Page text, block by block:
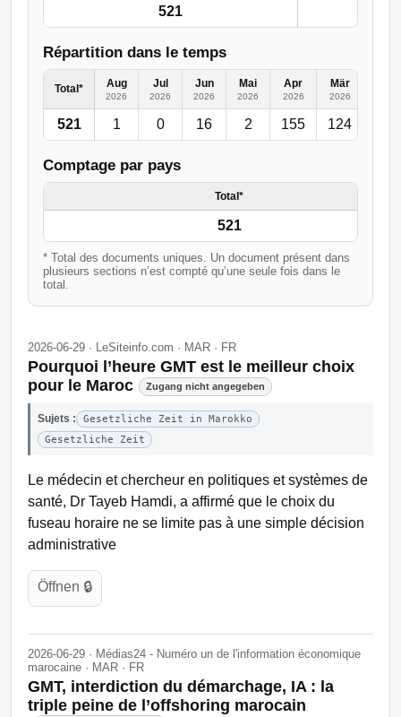
521
Répartition dans le temps
Total* Aug
2026
Jul
2026
Jun
2026
Mai
2026
Apr
2026
Mär
2026
521 1 0 16 2 155 124
Comptage par pays
Total*
521
* Total des documents uniques. Un document présent dans
plusieurs sections n’est compté qu’une seule fois dans le
total.
2026-06-29 · LeSiteinfo.com · MAR · FR
Pourquoi l’heure GMT est le meilleur choix
pour le Maroc
Zugang nicht angegeben
Sujets :
Gesetzliche Zeit in Marokko
Gesetzliche Zeit
Le médecin et chercheur en politiques et systèmes de
santé, Dr Tayeb Hamdi, a affirmé que le choix du
fuseau horaire ne se limite pas à une simple décision
administrative
Öffnen 🔒
2026-06-29 · Médias24 - Numéro un de l'information économique
marocaine · MAR · FR
GMT, interdiction du démarchage, IA : la
triple peine de l’offshoring marocain